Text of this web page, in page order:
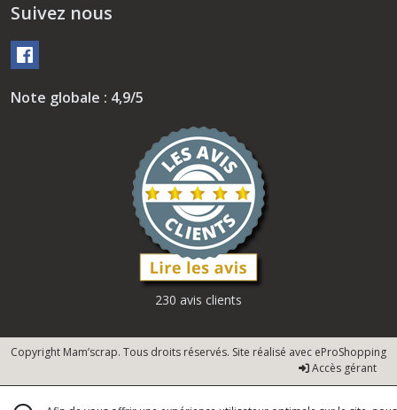
Suivez nous
Note globale : 4,9/5
230 avis clients
Copyright Mam’scrap. Tous droits réservés. Site réalisé avec eProShopping
Accès gérant